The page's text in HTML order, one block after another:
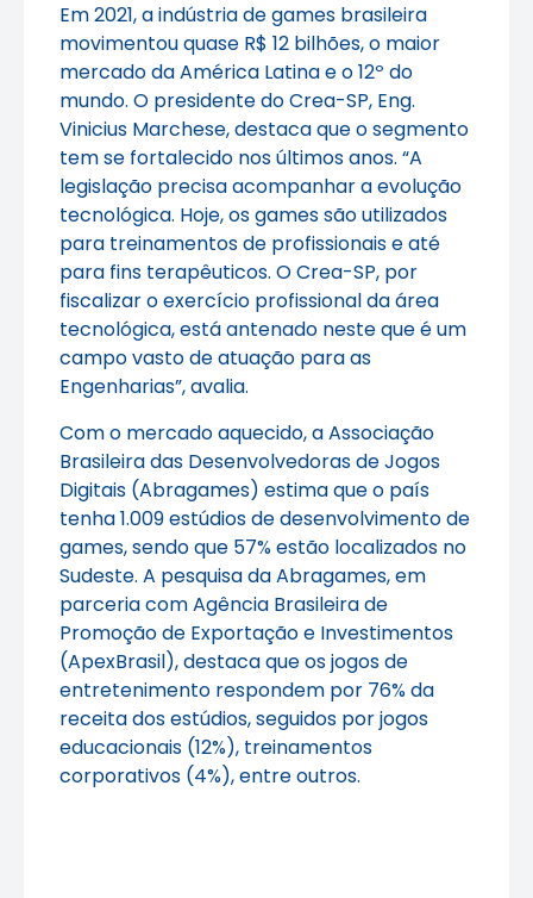
Em 2021, a indústria de games brasileira
movimentou quase R$ 12 bilhões, o maior
mercado da América Latina e o 12º do
mundo. O presidente do Crea-SP, Eng.
Vinicius Marchese, destaca que o segmento
tem se fortalecido nos últimos anos. “A
legislação precisa acompanhar a evolução
tecnológica. Hoje, os games são utilizados
para treinamentos de profissionais e até
para fins terapêuticos. O Crea-SP, por
fiscalizar o exercício profissional da área
tecnológica, está antenado neste que é um
campo vasto de atuação para as
Engenharias”, avalia.
Com o mercado aquecido, a Associação
Brasileira das Desenvolvedoras de Jogos
Digitais (Abragames) estima que o país
tenha 1.009 estúdios de desenvolvimento de
games, sendo que 57% estão localizados no
Sudeste. A pesquisa da Abragames, em
parceria com Agência Brasileira de
Promoção de Exportação e Investimentos
(ApexBrasil), destaca que os jogos de
entretenimento respondem por 76% da
receita dos estúdios, seguidos por jogos
educacionais (12%), treinamentos
corporativos (4%), entre outros.